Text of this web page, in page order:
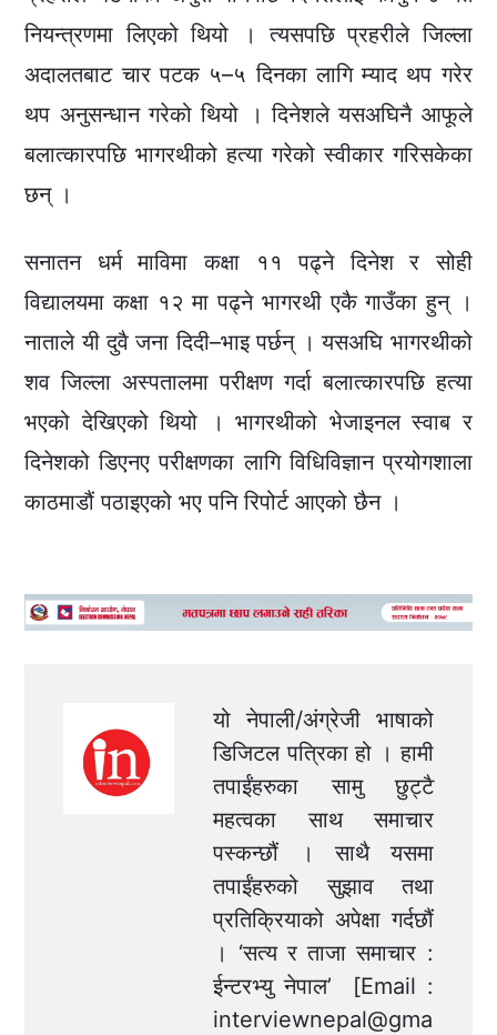
नियन्त्रणमा लिएको थियो । त्यसपछि प्रहरीले जिल्ला
अदालतबाट चार पटक ५–५ दिनका लागि म्याद थप गरेर
थप अनुसन्धान गरेको थियो । दिनेशले यसअघिनै आफूले
बलात्कारपछि भागरथीको हत्या गरेको स्वीकार गरिसकेका
छन् ।
सनातन धर्म माविमा कक्षा ११ पढ्ने दिनेश र सोही
विद्यालयमा कक्षा १२ मा पढ्ने भागरथी एकै गाउँका हुन् ।
नाताले यी दुवै जना दिदी–भाइ पर्छन् । यसअघि भागरथीको
शव जिल्ला अस्पतालमा परीक्षण गर्दा बलात्कारपछि हत्या
भएको देखिएको थियो । भागरथीको भेजाइनल स्वाब र
दिनेशको डिएनए परीक्षणका लागि विधिविज्ञान प्रयोगशाला
काठमाडौं पठाइएको भए पनि रिपोर्ट आएको छैन ।
यो नेपाली/अंग्रेजी भाषाको
डिजिटल पत्रिका हो । हामी
तपाईंहरुका सामु छुट्टै
महत्वका साथ समाचार
पस्कन्छौं । साथै यसमा
तपाईंहरुको सुझाव तथा
प्रतिक्रियाको अपेक्षा गर्दछौं
। ‘सत्य र ताजा समाचार :
ईन्टरभ्यु नेपाल’ [Email :
interviewnepal@gma